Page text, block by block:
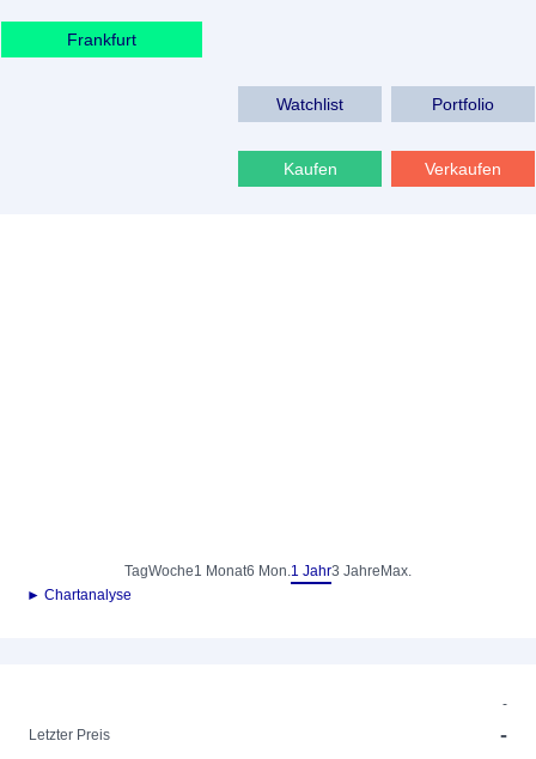
Frankfurt
Watchlist Portfolio
Kaufen Verkaufen
TagWoche1 Monat6 Mon.1 Jahr3 Jahre Max.
► Chartanalyse
-
Letzter Preis
-